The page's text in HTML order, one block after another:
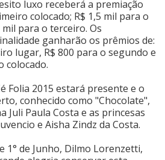
luxo receberá a premiação
colocado; R$ 1,5 mil para o
para o terceiro. Os
ganharão os prêmios de:
lugar, R$ 800 para o segundo e
colocado.
Folia 2015 estará presente e o
conhecido como "Chocolate",
Juli Paula Costa e as princesas
e Aisha Zindz da Costa.
1° de Junho, Dilmo Lorenzetti,